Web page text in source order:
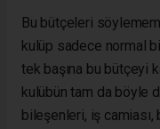
Bu bütçeleri
kulüp sadece normal
tek başına bu bütçeyi
kulübün tam da böyle
bileşenleri, iş camiası,